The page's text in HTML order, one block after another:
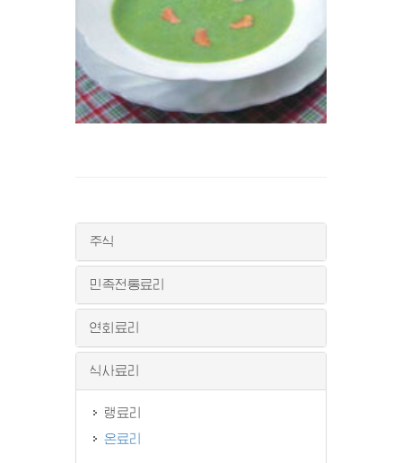
주식
민족전통료리
연회료리
식사료리
랭료리
온료리